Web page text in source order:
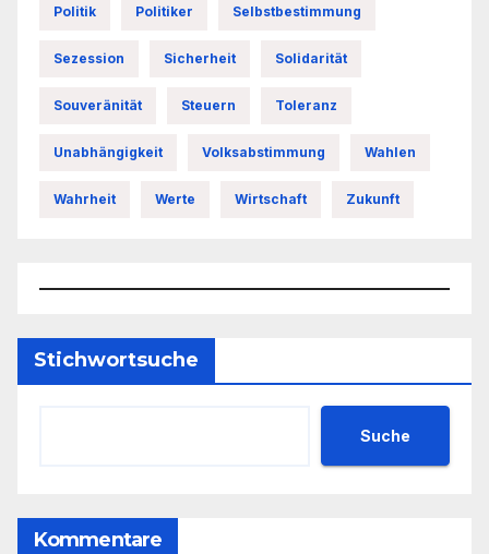
Politik Politiker Selbstbestimmung
Sezession Sicherheit Solidarität
Souveränität Steuern Toleranz
Unabhängigkeit Volksabstimmung Wahlen
Wahrheit Werte Wirtschaft Zukunft
Stichwortsuche
Suche
Kommentare